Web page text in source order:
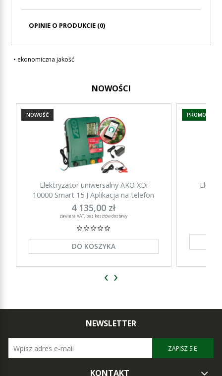
PŁATNOŚCI
OPINIE O PRODUKCIE (0)
• ekonomiczna jakość
NOWOŚCI
Elektryzator uniwersalny AKO XDi
10000 Smart 15 J Aplikacja na telefon
4 135,00 zł
zawiera VAT, bez kosztów dostawy
DO KOSZYKA
NOWOŚĆ PROMOCJA
‹ ›
NEWSLETTER
ZAPISZ SIĘ
KONTAKT